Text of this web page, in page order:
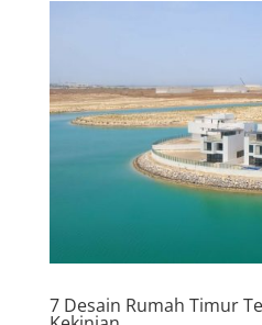
7 Desain Rumah Timur